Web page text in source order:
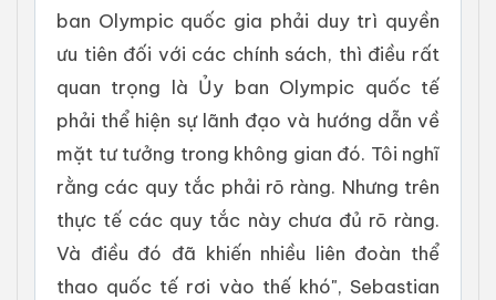
ban Olympic quốc gia phải duy trì quyền
ưu tiên đối với các chính sách, thì điều rất
quan trọng là Ủy ban Olympic quốc tế
phải thể hiện sự lãnh đạo và hướng dẫn về
mặt tư tưởng trong không gian đó. Tôi nghĩ
rằng các quy tắc phải rõ ràng. Nhưng trên
thực tế các quy tắc này chưa đủ rõ ràng.
Và điều đó đã khiến nhiều liên đoàn thể
thao quốc tế rơi vào thế khó", Sebastian